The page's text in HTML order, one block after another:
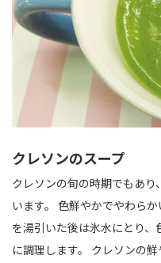
クレソンのスープ
クレソンの旬の時期でもあ
います。 色鮮やかでやわら
を湯引いた後は氷水にとり
に調理します。 クレソンの